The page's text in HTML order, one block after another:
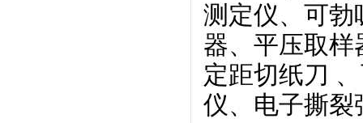
测定仪、可勃
器、平压取样
定距切纸刀
仪、电子撕裂